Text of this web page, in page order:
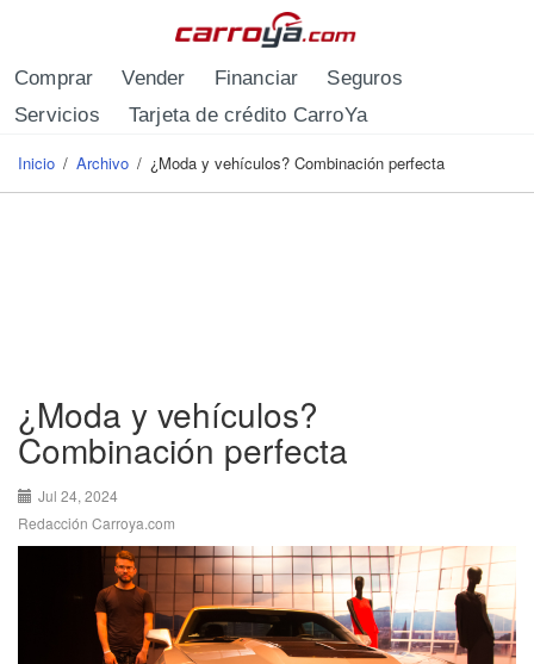
Comprar Vender Financiar
Seguros
Servicios
Tarjeta de crédito CarroYa
Se encuentra usted aquí
Inicio / Archivo / ¿Moda y vehículos? Combinación perfecta
¿Moda y vehículos?
Combinación perfecta
Jul 24, 2024
Redacción Carroya.com